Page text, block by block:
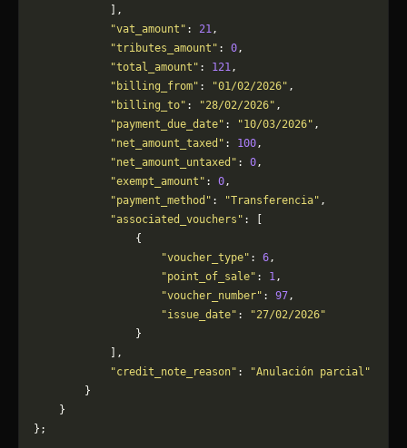
            ],
            "vat_amount"
: 21,
            "tributes_amount"
: 0,
            "total_amount"
: 121,
            "billing_from"
: "01/02/2026" ,
            "billing_to"
: "28/02/2026" ,
            "payment_due_date"
: "10/03/2026" ,
            "net_amount_taxed"
: 100,
            "net_amount_untaxed"
: 0,
            "exempt_amount"
: 0,
            "payment_method"
: "Transferencia" ,
            "associated_vouchers"
: [
                {
                    "voucher_type"
: 6,
                    "point_of_sale"
: 1,
                    "voucher_number"
: 97,
                    "issue_date"
:
"27/02/2026"
                }
            ],
            "credit_note_reason"
:
"Anulación parcial"
        }
    }
};